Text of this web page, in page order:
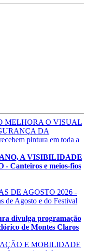
A VISIBILIDADE
Canteiros e meios-fios
divulga programação
de Montes Claros